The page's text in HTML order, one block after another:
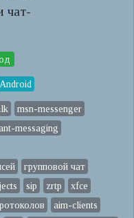
чат-
Android
msn-messenger
messaging
групповой чат
sip zrtp
xfce
aim-clients